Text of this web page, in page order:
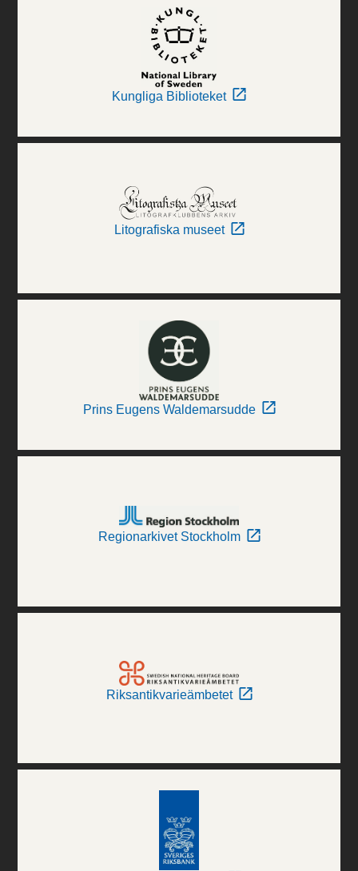
Kungliga Biblioteket
Litografiska museet
Prins Eugens Waldemarsudde
Regionarkivet Stockholm
Riksantikvarieämbetet